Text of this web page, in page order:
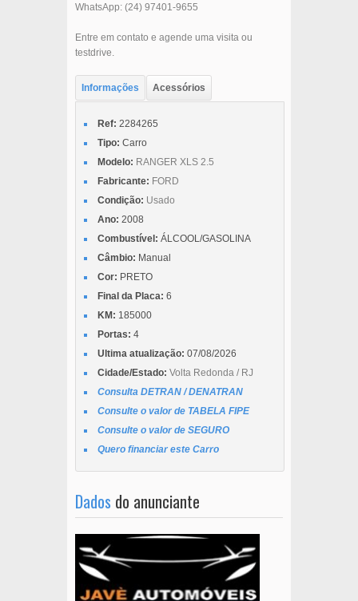
WhatsApp: (24) 97401-9655
Entre em contato e agende uma visita ou
testdrive.
Informações Acessórios
Ref: 2284265
Tipo: Carro
Modelo: RANGER XLS 2.5
Fabricante: FORD
Condição: Usado
Ano: 2008
Combustível: ÁLCOOL/GASOLINA
Câmbio: Manual
Cor: PRETO
Final da Placa: 6
KM: 185000
Portas: 4
Ultima atualização: 07/08/2026
Cidade/Estado: Volta Redonda / RJ
Consulta DETRAN / DENATRAN
Consulte o valor de TABELA FIPE
Consulte o valor de SEGURO
Quero financiar este Carro
Dados do anunciante